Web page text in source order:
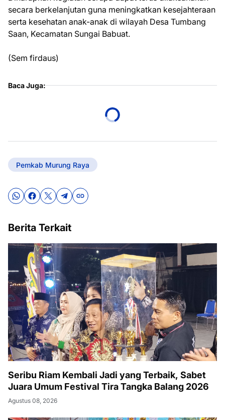
secara berkelanjutan guna meningkatkan kesejahteraan
serta kesehatan anak-anak di wilayah Desa Tumbang
Saan, Kecamatan Sungai Babuat.
(Sem firdaus)
Baca Juga:
Pemkab Murung Raya
Berita Terkait
Seribu Riam Kembali Jadi yang Terbaik, Sabet
Juara Umum Festival Tira Tangka Balang 2026
Agustus 08, 2026